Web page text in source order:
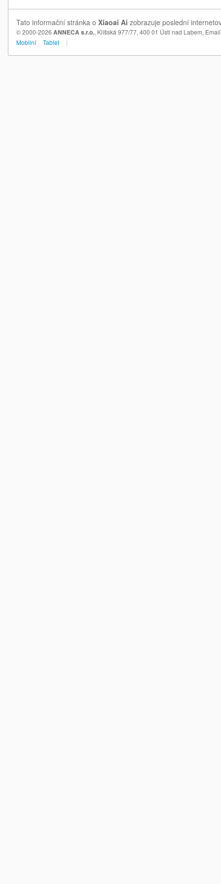
Tato informační stránka o Xiaoai Ai zobrazuje poslední
© 2000-2026 ANNECA s.r.o., Klíšská 977/77, 400 01 Ústí nad Labem,
Mobilní
Tablet |